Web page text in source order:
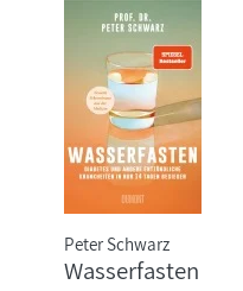
Peter Schwarz
Wasserfasten